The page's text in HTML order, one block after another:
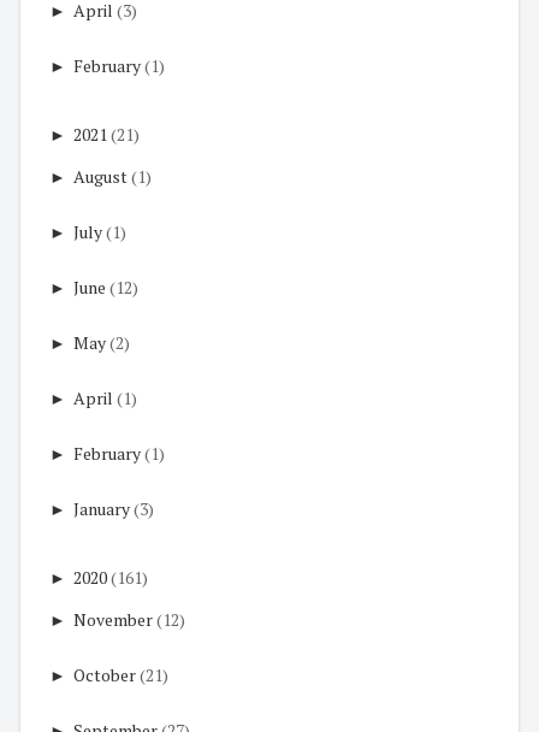
► April (3)
► February(1)
► 2021 (21)
► August(1)
► July(1)
► June (12)
► May(2)
► April (1)
► February(1)
► January(3)
► 2020(161)
► November(12)
► October(21)